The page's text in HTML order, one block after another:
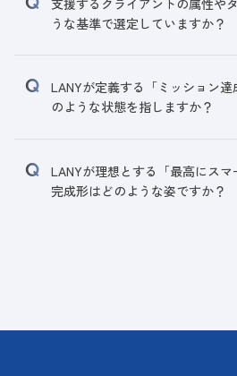
うな基準で選定していますか？
LANYが定義する「ミッション
のような状態を指しますか？
LANYが理想とする「最高にス
完成形はどのような姿ですか？